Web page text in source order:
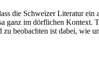
die Schweizer Literatur ein
ganz im dörflichen Kontext.
beobachten ist dabei, wie